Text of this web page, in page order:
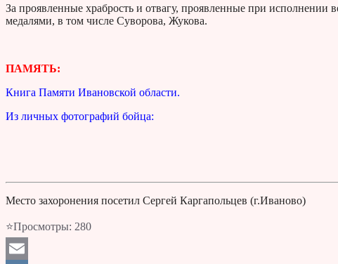
За проявленные храбрость и отвагу, проявленные при исполнении
медалями, в том числе Суворова, Жукова.
ПАМЯТЬ:
Книга Памяти Ивановской области.
Из личных фотографий бойца:
Место захоронения посетил Сергей Каргапольцев (г.Иваново)
⭐Просмотры: 280